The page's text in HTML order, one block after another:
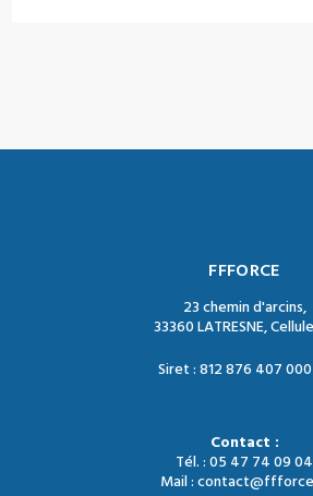
FFFORCE
23 chemin d'arcins,
33360 LATRESNE,
Siret : 812 876 407
Contact :
Tél. : 05 47 74 09 04
Mail :